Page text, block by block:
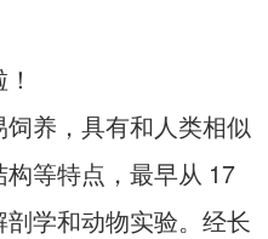
养，具有和人类相似
等特点，最早从 17
学和动物实验。经长